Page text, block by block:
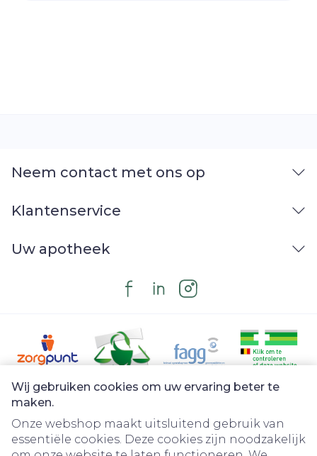
Wij gebruiken cookies om uw ervaring beter te
maken.
Onze webshop maakt uitsluitend gebruik van
essentiële cookies. Deze cookies zijn noodzakelijk
lymfestelselaandoeningen agranulocytose1,
anemie beenmergfalen, lymfadenopathie,
eosinofilie diffuse intravasculaire coagulatie
overgevoeligheid anafylactoïde reactie
bijnierschorsinsufficiëntie, hypothyreoïdie
hyperthyreoïdie Voedings- en
hypoglykemie, hypokaliëmie, hyponatriëmie
Psychische stoornissen depressie, hallucinatie,
angst, insomnia, agitatie, verwardheid
convulsie, syncope, tremor, hypertonie3,
paresthesie, slaperigheid, duizeligheid
hersenoedeem, encefalopathie4,
extrapiramidale stoornis5, perifere neuropathie,
ataxie, hypesthesie, dysgeusie
Neem contact met ons op
Klantenservice
Uw apotheek
Juridische links